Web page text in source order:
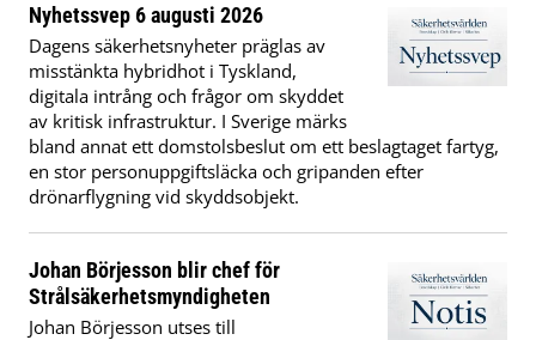
Nyhetssvep 6 augusti 2026
Dagens säkerhetsnyheter präglas av
misstänkta hybridhot i Tyskland,
digitala intrång och frågor om skyddet
av kritisk infrastruktur. I Sverige märks
bland annat ett domstolsbeslut om ett beslagtaget fartyg,
en stor personuppgiftsläcka och gripanden efter
drönarflygning vid skyddsobjekt.
Johan Börjesson blir chef för
Strålsäkerhetsmyndigheten
Johan Börjesson utses till